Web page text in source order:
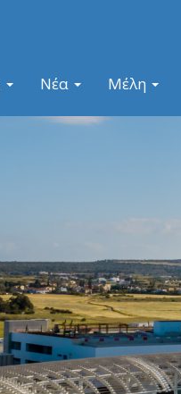
Νέα Μέλη